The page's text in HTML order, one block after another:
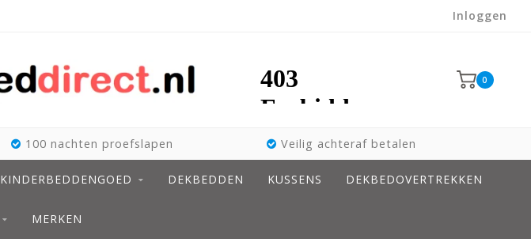
Inloggen
0
100 nachten proefslapen Veilig achteraf betalen
KINDERBEDDENGOED DEKBEDDEN KUSSENS DEKBEDOVERTREKKEN
MERKEN